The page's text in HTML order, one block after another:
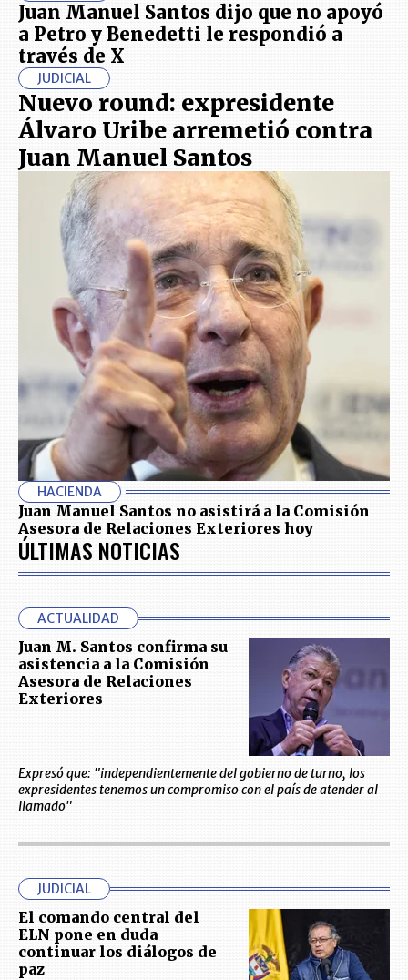
Juan Manuel Santos dijo que no apoyó
a Petro y Benedetti le respondió a
través de X
JUDICIAL
Nuevo round: expresidente
Álvaro Uribe arremetió contra
Juan Manuel Santos
HACIENDA
Juan Manuel Santos no asistirá a la Comisión
Asesora de Relaciones Exteriores hoy
ÚLTIMAS NOTICIAS
ACTUALIDAD
Juan M. Santos confirma su
asistencia a la Comisión
Asesora de Relaciones
Exteriores
Expresó que: "independientemente del gobierno de turno, los
expresidentes tenemos un compromiso con el país de atender al
llamado"
JUDICIAL
El comando central del
ELN pone en duda
continuar los diálogos de
paz